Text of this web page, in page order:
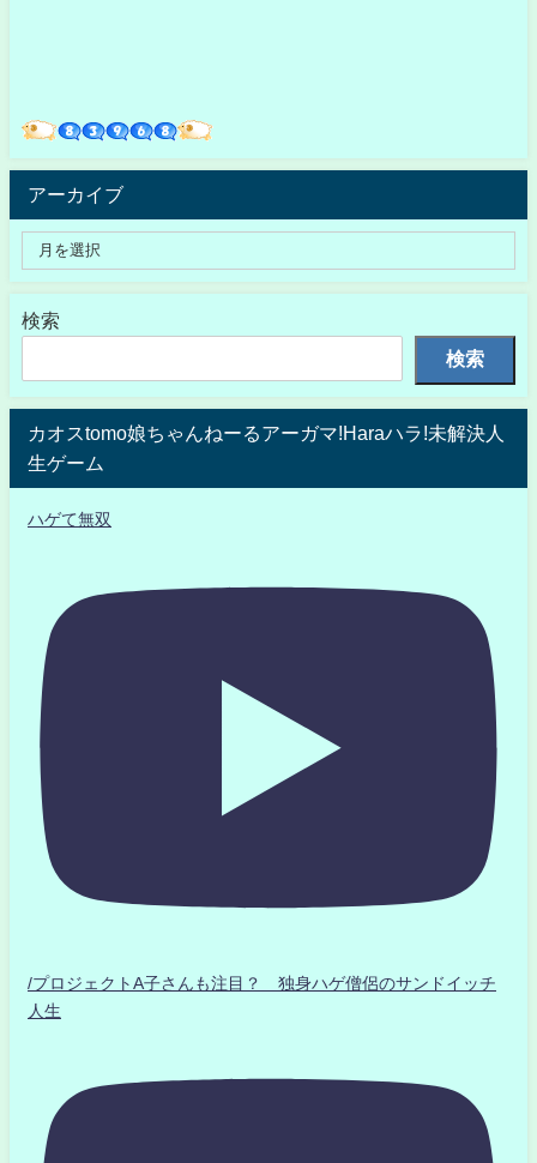
アーカイブ
検索
検索
カオスtomo娘ちゃんねーるアーガマ!Haraハラ!未解決人
生ゲーム
ハゲて無双
/プロジェクトA子さんも注目？ 独身ハゲ僧侶のサンドイッチ
人生